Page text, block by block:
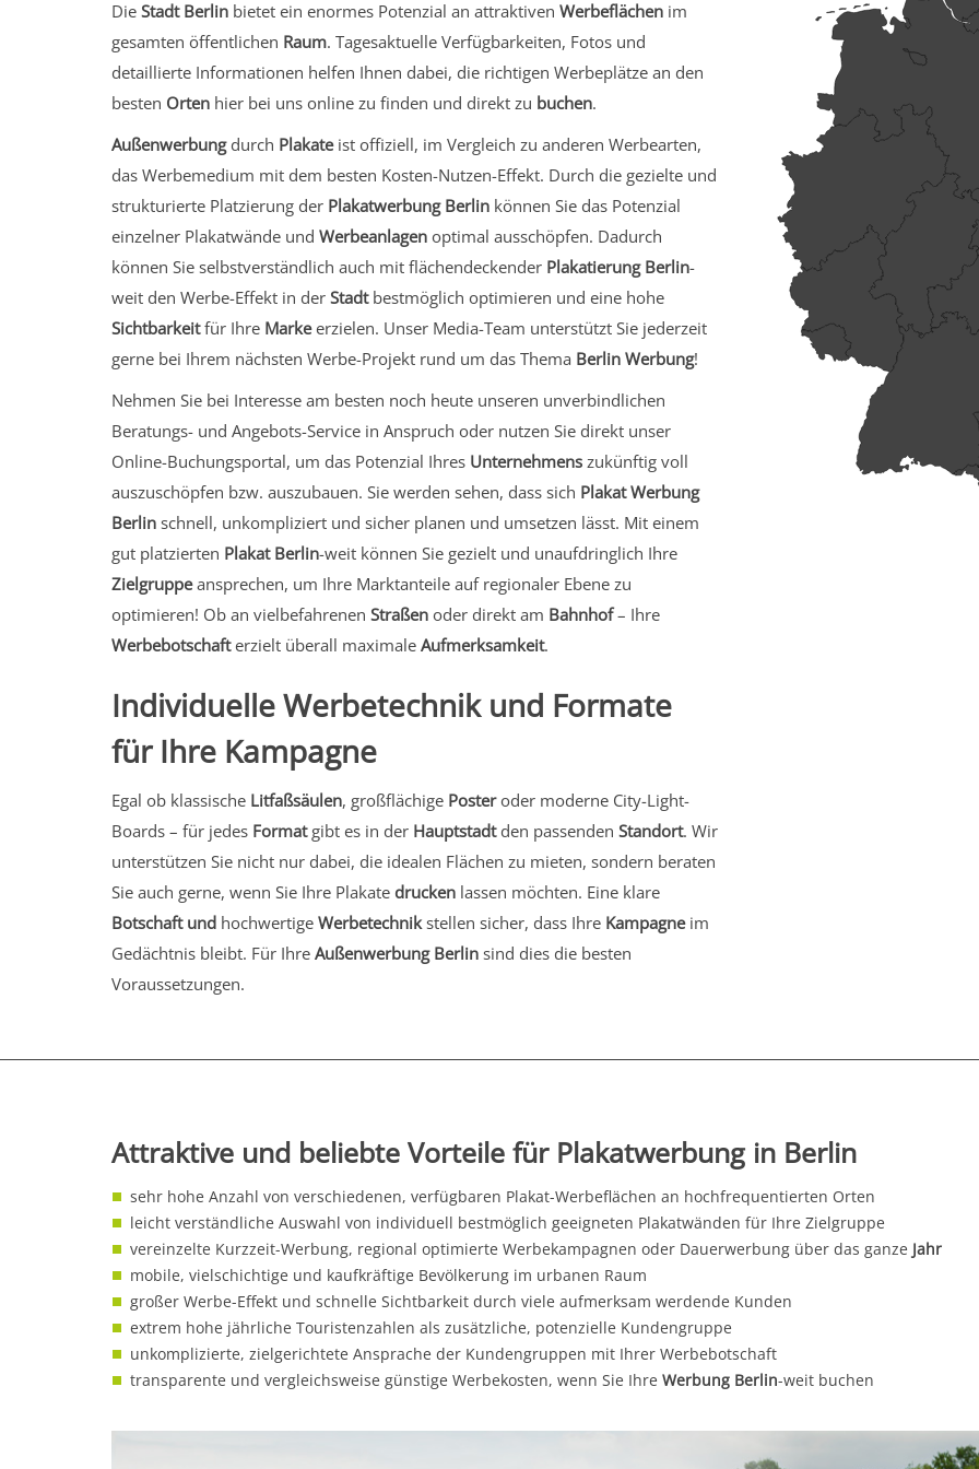
Die Stadt Berlin bietet ein enormes Potenzial an attraktiven Werbeflächen im
gesamten öffentlichen Raum. Tagesaktuelle Verfügbarkeiten, Fotos und
detaillierte Informationen helfen Ihnen dabei, die richtigen Werbeplätze an den
besten Orten hier bei uns online zu finden und direkt zu buchen.
Außenwerbungdurch Plakateist offiziell, im Vergleich zu anderen Werbearten,
das Werbemedium mit dem besten Kosten-Nutzen-Effekt. Durch die gezielte und
strukturierte Platzierung der Plakatwerbung Berlin können Sie das Potenzial
einzelner Plakatwände und Werbeanlagen optimal ausschöpfen. Dadurch
können Sie selbstverständlich auch mit flächendeckender Plakatierung Berlin-
weit den Werbe-Effekt in der Stadtbestmöglich optimieren und eine hohe
Sichtbarkeitfür Ihre Markeerzielen. Unser Media-Team unterstützt Sie jederzeit
gerne bei Ihrem nächsten Werbe-Projekt rund um das Thema Berlin Werbung!
Nehmen Sie bei Interesse am besten noch heute unseren unverbindlichen
Beratungs- und Angebots-Service in Anspruch oder nutzen Sie direkt unser
Online-Buchungsportal, um das Potenzial Ihres Unternehmens zukünftig voll
auszuschöpfen bzw. auszubauen. Sie werden sehen, dass sich Plakat Werbung
Berlin schnell, unkompliziert und sicher planen und umsetzen lässt. Mit einem
gut platzierten Plakat Berlin-weit können Sie gezielt und unaufdringlich Ihre
Zielgruppeansprechen, um Ihre Marktanteile auf regionaler Ebene zu
optimieren! Ob an vielbefahrenen Straßen oder direkt am Bahnhof– Ihre
Werbebotschafterzielt überall maximale Aufmerksamkeit.
Individuelle Werbetechnik und Formate
für Ihre Kampagne
Egal ob klassische Litfaßsäulen, großflächige Posteroder moderne City-Light-
Boards – für jedes Formatgibt es in der Hauptstadtden passenden Standort. Wir
unterstützen Sie nicht nur dabei, die idealen Flächen zu mieten, sondern beraten
Sie auch gerne, wenn Sie Ihre Plakate drucken lassen möchten. Eine klare
Botschaft und hochwertige Werbetechnikstellen sicher, dass Ihre Kampagneim
Gedächtnis bleibt. Für Ihre Außenwerbung Berlin sind dies die besten
Voraussetzungen.
Attraktive und beliebte Vorteile für Plakatwerbung in Berlin
sehr hohe Anzahl von verschiedenen, verfügbaren Plakat-Werbeflächen an hochfrequentierten Orten
leicht verständliche Auswahl von individuell bestmöglich geeigneten Plakatwänden für Ihre Zielgruppe
vereinzelte Kurzzeit-Werbung, regional optimierte Werbekampagnen oder Dauerwerbung über das ganze Jahr
mobile, vielschichtige und kaufkräftige Bevölkerung im urbanen Raum
großer Werbe-Effekt und schnelle Sichtbarkeit durch viele aufmerksam werdende Kunden
extrem hohe jährliche Touristenzahlen als zusätzliche, potenzielle Kundengruppe
unkomplizierte, zielgerichtete Ansprache der Kundengruppen mit Ihrer Werbebotschaft
transparente und vergleichsweise günstige Werbekosten, wenn Sie Ihre Werbung Berlin-weit buchen